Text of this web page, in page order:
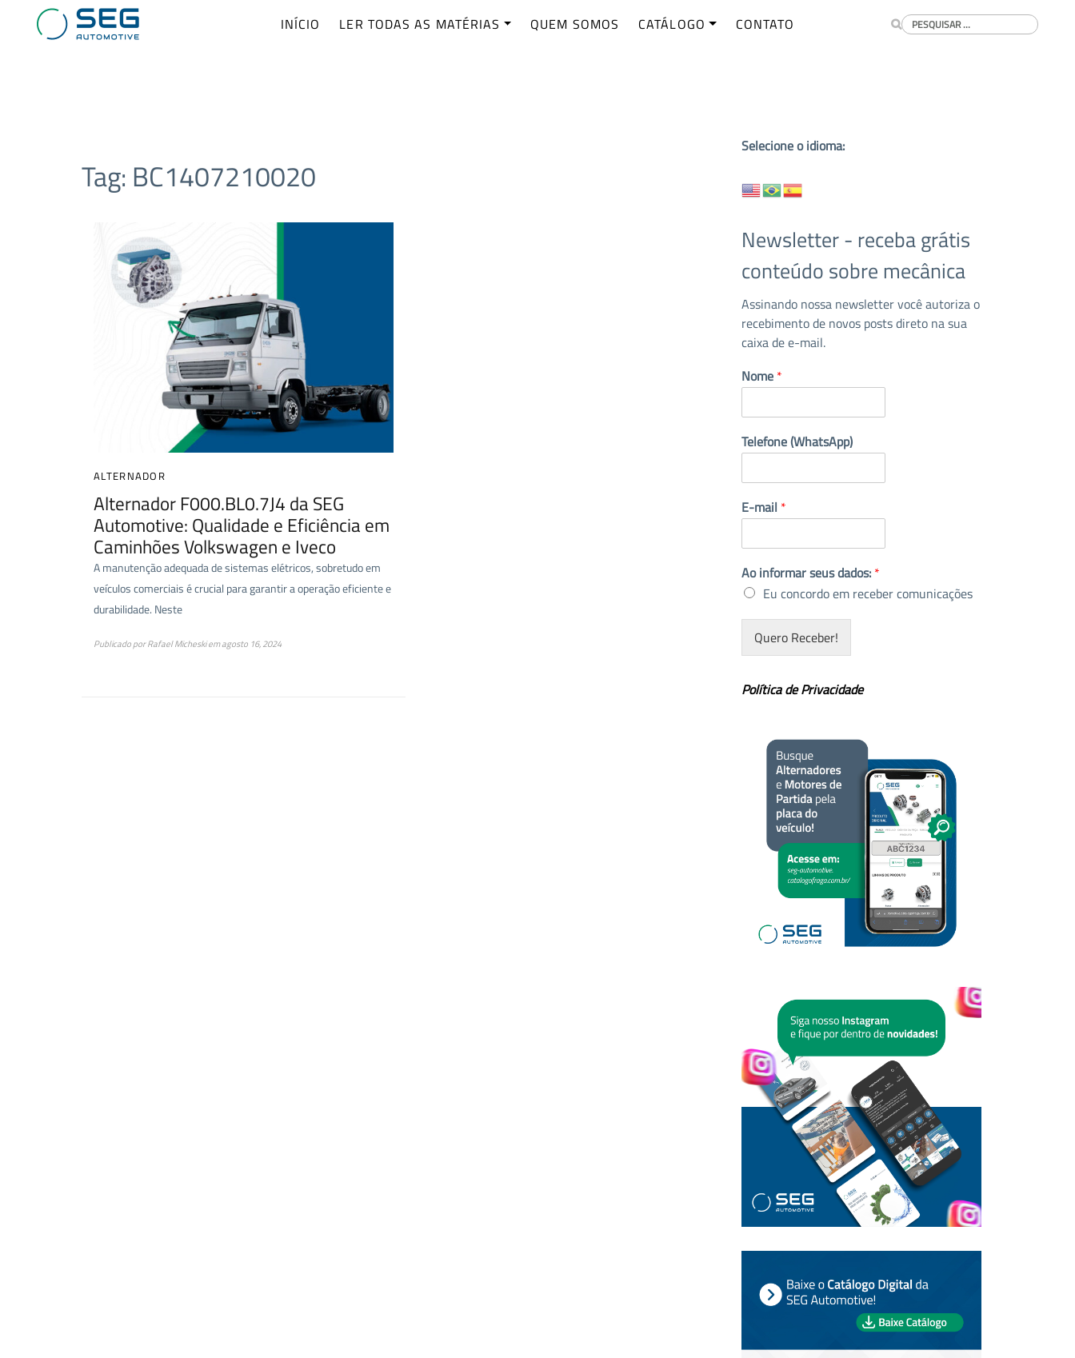
INÍCIO LER TODAS AS MATÉRIAS QUEM SOMOS CATÁLOGO CONTATO
Buscar
Tag: BC1407210020
ALTERNADOR
Alternador F000.BL0.7J4 da SEG
Automotive: Qualidade e Eficiência em
Caminhões Volkswagen e Iveco
A manutenção adequada de sistemas elétricos, sobretudo em
veículos comerciais é crucial para garantir a operação eficiente e
durabilidade. Neste
Publicado porRafael Micheskiemagosto 16, 2024
Selecione o idioma:
Newsletter - receba grátis
conteúdo sobre mecânica
Assinando nossa newsletter você autoriza o
recebimento de novos posts direto na sua
caixa de e-mail.
Nome *
Telefone (WhatsApp)
E-mail *
Ao informar seus dados: *
Eu concordo em receber comunicações
Quero Receber!
Política de Privacidade